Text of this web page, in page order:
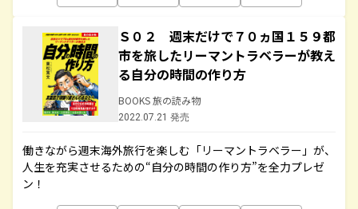
Ｓ０２ 週末だけで７０ヵ国１５９都
市を旅したリーマントラベラーが教え
る自分の時間の作り方
BOOKS 旅の読み物
2022.07.21 発売
働きながら週末海外旅行を楽しむ「リーマントラベラー」が、
人生を充実させるための“自分の時間の作り方”を全力プレゼ
ン！